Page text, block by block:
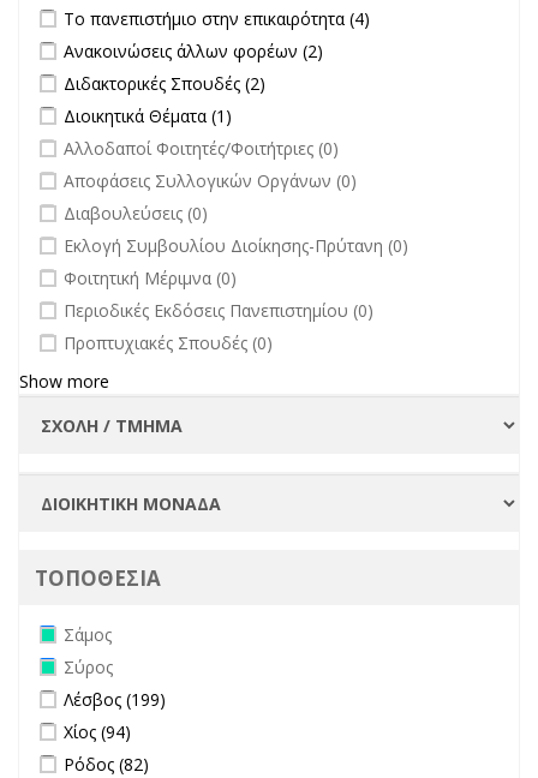
Apply Το πανεπιστήμιο στην επικαιρότητα filter
Το πανεπιστήμιο στην επικαιρότητα (4)
Apply Ανακοινώσεις άλλων φορέων filter
Ανακοινώσεις άλλων φορέων (2)
Apply Διδακτορικές Σπουδές filter
Διδακτορικές Σπουδές (2)
Apply Διοικητικά Θέματα filter
Διοικητικά Θέματα (1)
undefined
Αλλοδαποί Φοιτητές/Φοιτήτριες (0)
undefined
Αποφάσεις Συλλογικών Οργάνων (0)
undefined
Διαβουλεύσεις (0)
undefined
Εκλογή Συμβουλίου Διοίκησης-Πρύτανη (0)
undefined
Φοιτητική Μέριμνα (0)
undefined
Περιοδικές Εκδόσεις Πανεπιστημίου (0)
undefined
Προπτυχιακές Σπουδές (0)
Show more
ΤΟΠΟΘΕΣΙΑ
Remove Σάμος filter
Σάμος
Remove Σύρος filter
Σύρος
Apply Λέσβος filter
Λέσβος (199)
Apply Χίος filter
Χίος (94)
Apply Ρόδος filter
Ρόδος (82)